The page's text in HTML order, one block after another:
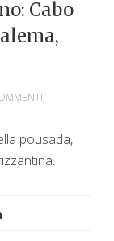
Cabo
pousada,